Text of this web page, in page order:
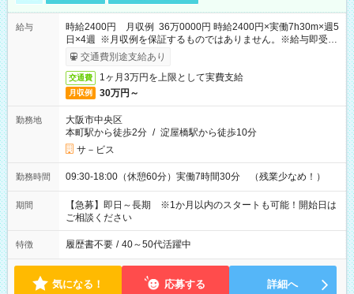
給与
時給2400円 月収例 36万0000円 時給2400円×実働7h30m×週5
日×4週 ※月収例を保証するものではありません。※給与即受取
りサービス利用可（利用条件有）
交通費別途支給あり
交通費 1ヶ月3万円を上限として実費支給
月収例 30万円～
勤務地
大阪市中央区
本町駅から徒歩2分 / 淀屋橋駅から徒歩10分
サ－ビス
勤務時間 09:30-18:00（休憩60分）実働7時間30分 （残業少なめ！）
期間
【急募】即日～長期 ※1か月以内のスタートも可能！開始日は
ご相談ください
特徴 履歴書不要 / 40～50代活躍中
気になる！ 応募する 詳細へ